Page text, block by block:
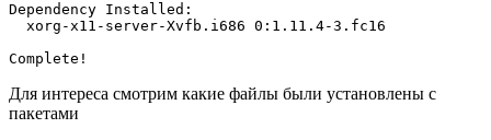
Dependency Installed:
xorg-x11-
Для интереса смотрим какие файлы были установлены с
пакетами